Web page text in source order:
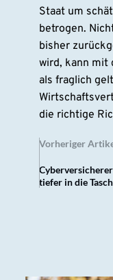
Staat um
betrogen.
bisher
wird, kann mit
als fraglich
die richtige
Vorheriger
tiefer in die